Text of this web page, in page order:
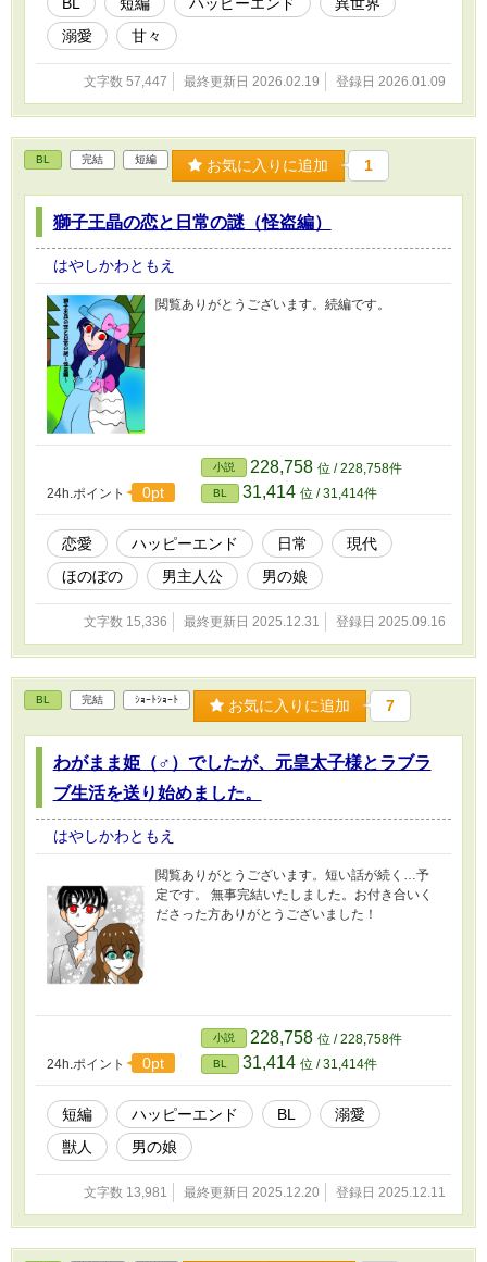
溺愛
甘々
文字数 57,447 最終更新日 2026.02.19 登録日 2026.01.09
BL 完結 短編 お気に入りに追加 1
獅子王晶の恋と日常の謎（怪盗編）
はやしかわともえ
閲覧ありがとうございます。続編です。
24h.ポイント 0pt
小説 228,758 位 / 228,758件
BL 31,414 位 / 31,414件
恋愛 ハッピーエンド 日常
現代
ほのぼの
男主人公 男の娘
文字数 15,336 最終更新日 2025.12.31 登録日 2025.09.16
BL 完結 ｼｮｰﾄｼｮｰﾄ お気に入りに追加 7
わがまま姫（♂）でしたが、元皇太子様とラブラ
ブ生活を送り始めました。
はやしかわともえ
閲覧ありがとうございます。短い話が続く…予
定です。 無事完結いたしました。お付き合いく
ださった方ありがとうございました！
24h.ポイント 0pt
小説 228,758 位 / 228,758件
BL 31,414 位 / 31,414件
短編 ハッピーエンド BL
溺愛
獣人
男の娘
文字数 13,981 最終更新日 2025.12.20 登録日 2025.12.11